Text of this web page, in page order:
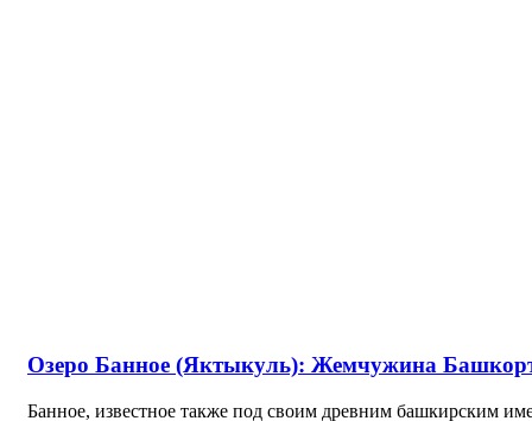
Озеро Банное (Яктыкуль): Жемчужина
Банное, известное также под своим древним башкирским